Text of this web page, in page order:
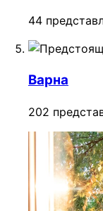
44
Варна
202